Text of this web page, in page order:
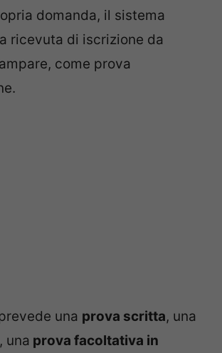
domanda, il sistema
ricevuta di iscrizione da
come prova
una prova scritta, una
, una prova facoltativa in